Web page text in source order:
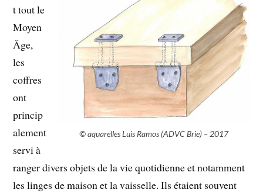
© aquarelles Luis Ramos (ADVC Brie) – 2017
t tout le
Moyen
Âge,
les
coffres
ont
princip
alement
servi à
ranger divers objets de la vie quotidienne et notamment
les linges de maison et la vaisselle. Ils étaient souvent